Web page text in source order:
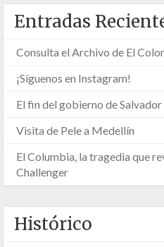
Entradas
Consulta el Archivo de El
¡Síguenos en Instagram!
El fin del gobierno de
Visita de Pele a Medellín
El Columbia, la tragedia que
Challenger
Histórico